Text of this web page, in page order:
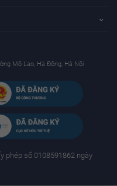
Mộ Lao, Hà Đông, Hà Nội
phép số 0108591862 ngày